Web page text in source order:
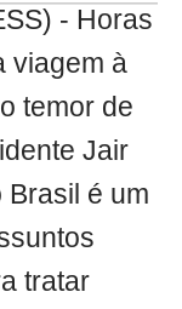
- Horas
viagem à
temor de
Jair
Brasil é um
tratar